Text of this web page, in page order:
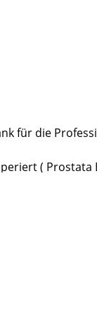
für die
(
Ausgang… was
sondern
ist alles